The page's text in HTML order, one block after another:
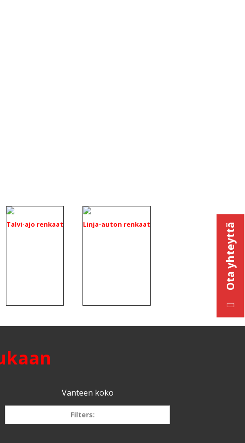
Talvi-ajo renkaat Linja-auton renkaat
Vanteen koko
Filters:
Ota yhteyttä